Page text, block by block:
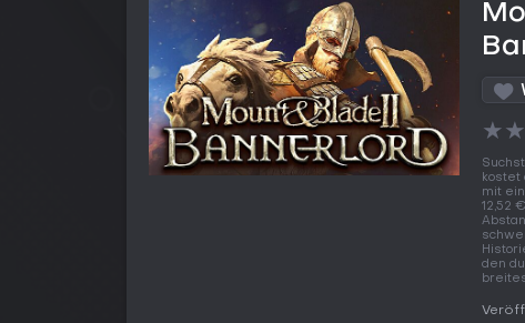
★★
kostet
mit
12,52
den